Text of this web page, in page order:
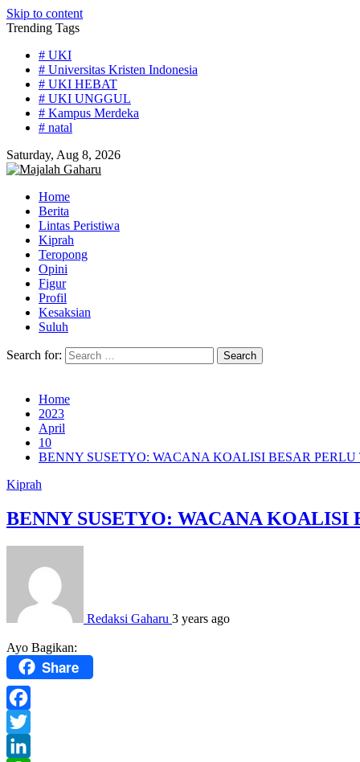
Skip to content
Trending Tags
# UKI
# Universitas Kristen Indonesia
# UKI HEBAT
# UKI UNGGUL
# Kampus Merdeka
# natal
Saturday, Aug 8, 2026
Home
Berita
Lintas Peristiwa
Kiprah
Teropong
Opini
Figur
Profil
Kesaksian
Suluh
Search for:
Home
2023
April
10
BENNY SUSETYO: WACANA KOALISI BESAR PERLU
Kiprah
BENNY SUSETYO: WACANA KOALISI
Redaksi Gaharu 3 years ago
Ayo Bagikan:
Share
Facebook
Twitter